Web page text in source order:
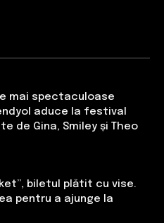
mai spectaculoase
aduce la festival
de Gina, Smiley și Theo
biletul plătit cu vise.
pentru a ajunge la